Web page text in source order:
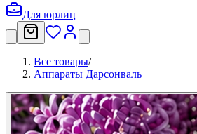
Для юрлиц
Все товары/
Аппараты Дарсонваль